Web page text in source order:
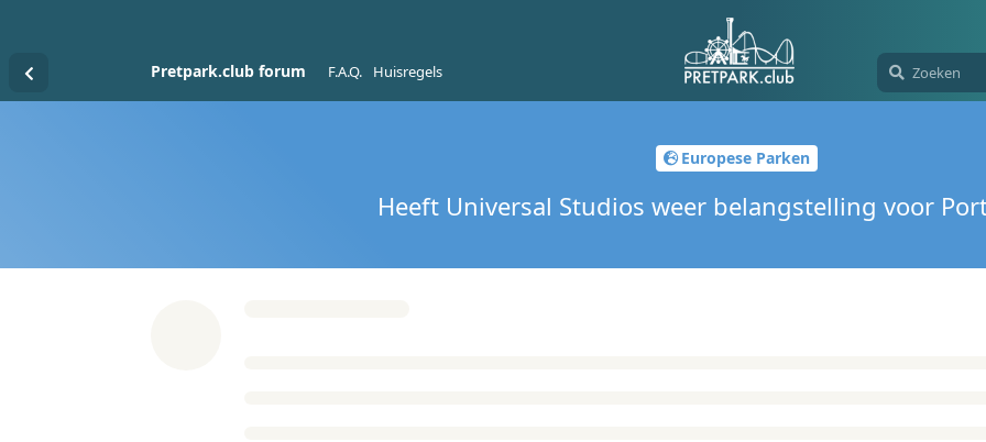
Pretpark.club forum F.A.Q. Huisregels
Europese Parken
Heeft Universal Studios weer belangstelling voor